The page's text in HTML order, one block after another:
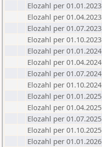
Elozahl per 01.01.2023
Elozahl per 01.04.2023
Elozahl per 01.07.2023
Elozahl per 01.10.2023
Elozahl per 01.01.2024
Elozahl per 01.04.2024
Elozahl per 01.07.2024
Elozahl per 01.10.2024
Elozahl per 01.01.2025
Elozahl per 01.04.2025
Elozahl per 01.07.2025
Elozahl per 01.10.2025
Elozahl per 01.01.2026